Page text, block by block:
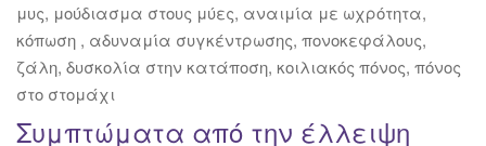
μυς, μούδιασμα στους μύες, αναιμία με ωχρότητα,
κόπωση , αδυναμία συγκέντρωσης, πονοκεφάλους,
ζάλη, δυσκολία στην κατάποση, κοιλιακός πόνος, πόνος
στο στομάχι
Συμπτώματα από την έλλειψη